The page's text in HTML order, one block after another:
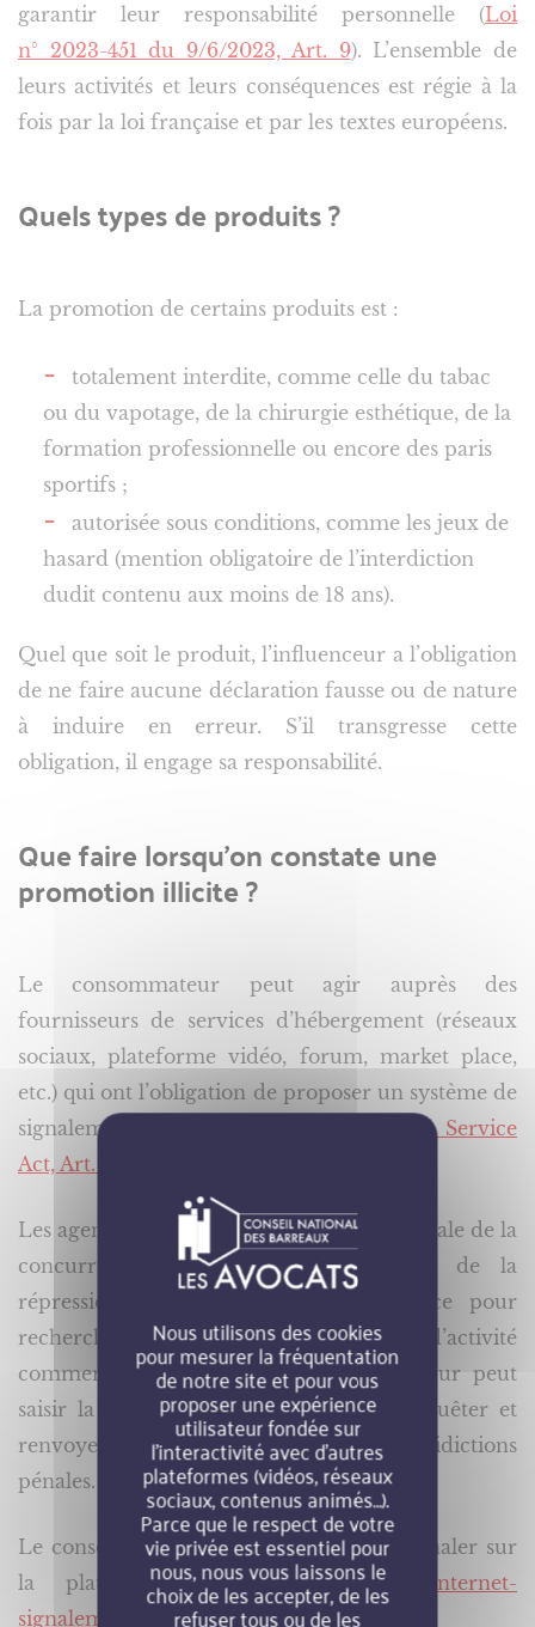
garantir leur responsabilité personnelle (Loi
n° 2023-451 du 9/6/2023, Art. 9). L’ensemble de
leurs activités et leurs conséquences est régie à la
fois par la loi française et par les textes européens.
Quels types de produits ?
La promotion de certains produits est :
totalement interdite, comme celle du tabac
ou du vapotage, de la chirurgie esthétique, de la
formation professionnelle ou encore des paris
sportifs ;
autorisée sous conditions, comme les jeux de
hasard (mention obligatoire de l’interdiction
dudit contenu aux moins de 18 ans).
Quel que soit le produit, l’influenceur a l’obligation
de ne faire aucune déclaration fausse ou de nature
à induire en erreur. S’il transgresse cette
obligation, il engage sa responsabilité.
Que faire lorsqu’on constate une
promotion illicite ?
Le consommateur peut agir auprès des
fournisseurs de services d’hébergement (réseaux
sociaux, plateforme vidéo, forum, market place,
etc.) qui ont l’obligation de proposer un système de
signalement de contenus illicites (
Digital Service
Act, Art. 16
Les agents de la DGCCRF (Direction générale de la
concurrence, de la consommation et de la
répression des fraudes) ont compétence pour
rechercher les infractions en matière d’activité
commerciale. Dès lors, tout consommateur peut
saisir la DGCCRF afin qu’elle puisse enquêter et
renvoyer les contrevenants devant les juridictions
pénales.
Le consommateur peut également les signaler sur
la plateforme PHAROS :https://internet-
signalement.gouv.fr.
Nous utilisons des cookies
pour mesurer la fréquentation
de notre site et pour vous
proposer une expérience
utilisateur fondée sur
l’interactivité avec d’autres
plateformes (vidéos, réseaux
sociaux, contenus animés…).
Parce que le respect de votre
vie privée est essentiel pour
nous, nous vous laissons le
choix de les accepter, de les
refuser tous ou de les